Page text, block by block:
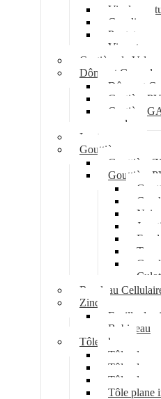
Vis de
Cavalier
Pontet
Vis auto-
Costière de Velux
Dôme et Coupole
Dôme et
Costière
Costière
coupoles
Lanterneau
Gouttière
Gouttière
Gouttière
Fond
Bandeau
Zinc
Feuille de
Bobineau
Tôle plane
Tôle plane
Tôle plane
Tôle plane
Tôle plane